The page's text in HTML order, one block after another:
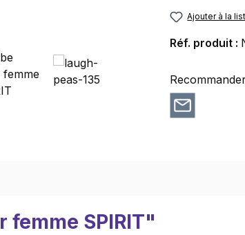
Ajouter à la
Réf. produit :
SPIRIT"